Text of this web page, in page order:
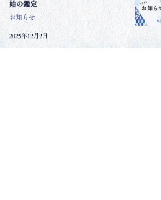
始の鑑定
お知らせ
2025年12月2日